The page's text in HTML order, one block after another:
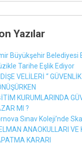
Yazılar
Büyükşehir Belediyesi
Tarihe Eşlik Ediyor
VELİLERİ “
KURUMLARINDA
MI ?
Sınav Koleji’nde
ANAOKULLARI VE
KARARI